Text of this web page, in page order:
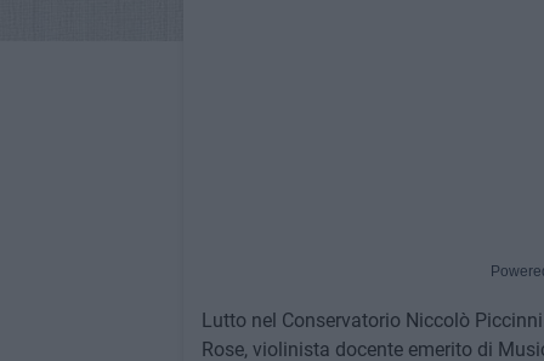
Lutto nel Conservatorio Niccolò
Rose, violinista docente emerito di